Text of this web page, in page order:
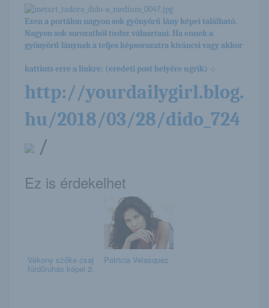
Ezen a portálon nagyon sok gyönyörű lány képei található.
Nagyon sok sorozatból tudsz választani. Ha ennek a
gyönyörű lánynak a teljes képsorozatra kíváncsi vagy akkor
kattints erre a linkre: (eredeti post helyére ugrik) -:-
http://yourdailygirl.blog.
hu/2018/03/28/dido_724
/
Ez is érdekelhet
Vékony szőke csaj
fürdőruhás képei 2.
Patricia Velasquez